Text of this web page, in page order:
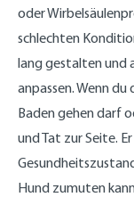
oder
schlechten
lang gestalten und
anpassen. Wenn
Baden gehen darf
und Tat zur Seite.
Hund zumuten